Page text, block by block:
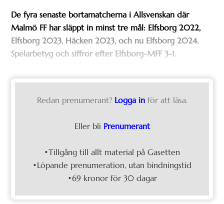
De fyra senaste bortamatcherna i Allsvenskan där
Malmö FF har släppt in minst tre mål: Elfsborg 2022,
Elfsborg 2023, Häcken 2023, och nu Elfsborg 2024.
Spelarbetyg och siffror efter Elfsborg-MFF 3-1.
Redan prenumerant? Logga in för att läsa.
Eller bli Prenumerant
•Tillgång till allt material på Gasetten
•Löpande prenumeration, utan bindningstid
•69 kronor för 30 dagar